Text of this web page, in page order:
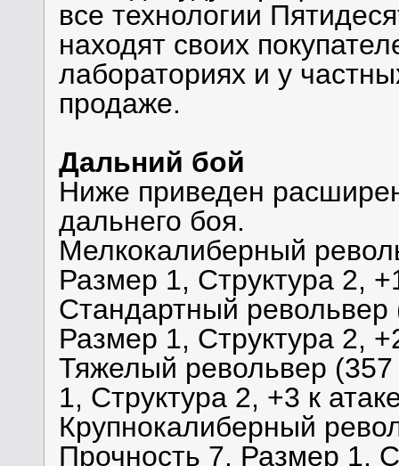
все технологии
находят своих
лабораториях и у
продаже.
Дальний бой
Ниже приведен
дальнего боя.
Мелкокалиберный
Размер 1, Структура 2,
Стандартный
Размер 1, Структура 2,
Тяжелый револьвер
1, Структура 2, +3 к
Крупнокалиберный
Прочность 7, Размер 1,